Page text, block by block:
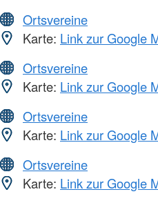
Ortsvereine
Karte: Link zur Google
Ortsvereine
Karte: Link zur Google
Ortsvereine
Karte: Link zur Google
Ortsvereine
Karte: Link zur Google